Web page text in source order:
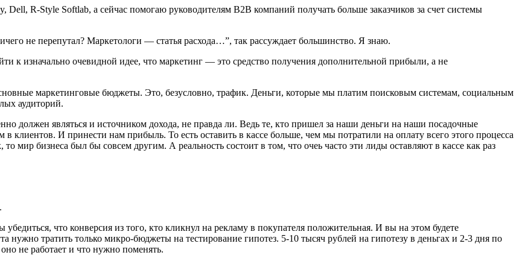
R-Style Softlab, а сейчас помогаю руководителям B2B компаний получать больше заказчиков за счет системы
не перепутал? Маркетологи — статья расхода…”, так рассуждает большинство. Я знаю.
к изначально очевидной идее, что маркетинг — это средство получения дополнительной прибыли, а не
маркетинговые бюджеты. Это, безусловно, трафик. Деньги, которые мы платим поисковым системам, социальным
аудиторий.
должен являться и источником дохода, не правда ли. Ведь те, кто пришел за наши деньги на наши посадочные
клиентов. И принести нам прибыль. То есть оставить в кассе больше, чем мы потратили на оплату всего этого процесса
мир бизнеса был бы совсем другим. А реальность состоит в том, что очеь часто эти лиды оставляют в кассе как раз
что конверсия из того, кто кликнул на рекламу в покупателя положительная. И вы на этом будете
нужно тратить только микро-бюджеты на тестирование гипотез. 5-10 тысяч рублей на гипотезу в деньгах и 2-3 дня по
не работает и что нужно поменять.